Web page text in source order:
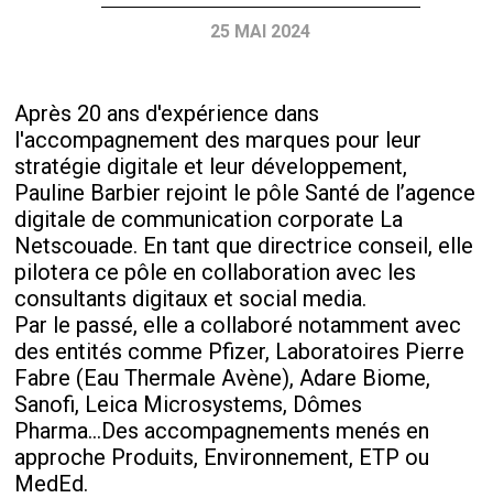
25 MAI 2024
Après 20 ans d'expérience dans
l'accompagnement des marques pour leur
stratégie digitale et leur développement,
Pauline Barbier rejoint le pôle Santé de l’agence
digitale de communication corporate La
Netscouade. En tant que directrice conseil, elle
pilotera ce pôle en collaboration avec les
consultants digitaux et social media.
Par le passé, elle a collaboré notamment avec
des entités comme Pfizer, Laboratoires Pierre
Fabre (Eau Thermale Avène), Adare Biome,
Sanofi, Leica Microsystems, Dômes
Pharma...Des accompagnements menés en
approche Produits, Environnement, ETP ou
MedEd.